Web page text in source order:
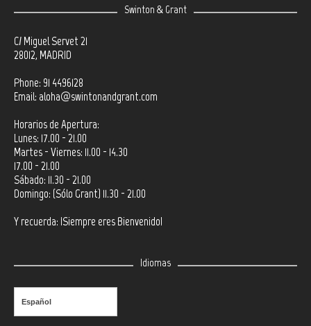
Swinton & Grant
C/ Miguel Servet 21
28012, MADRID
Phone: 91 4496128
Email: aloha@swintonandgrant.com
Horarios de Apertura:
Lunes: 17.00 - 21.00
Martes - Viernes: 11.00 - 14.30
17.00 - 21.00
Sábado: 11.30 - 21.00
Domingo: (Sólo Grant) 11.30 - 21.00
Y recuerda: ¡Siempre eres Bienvenido!
Idiomas
Español